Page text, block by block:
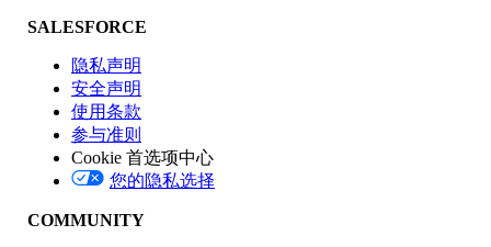
功能影响
版本
SALESFORCE
隐私声明
安全声明
使用条款
参与准则
Cookie 首选项中心
您的隐私选择
COMMUNITY